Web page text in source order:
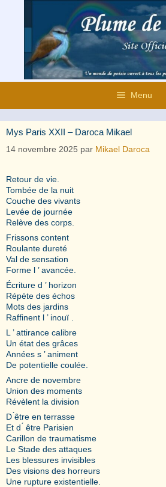
contenu
Menu
Mys Paris XXII – Daroca Mikael
14 novembre 2025 par Mikael Daroca
Retour de vie.
Tombée de la nuit
Couche des vivants
Levée de journée
Relève des corps.
Frissons content
Roulante dureté
Val de sensation
Forme l ’ avancée.
Écriture d ’ horizon
Répète des échos
Mots des jardins
Raffinent l ’ inouï .
L ’ attirance calibre
Un état des grâces
Années s ’ animent
De potentielle coulée.
Ancre de novembre
Union des moments
Révèlent la division
D ́être en terrasse
Et d ́ être Parisien
Carillon de traumatisme
Le Stade des attaques
Les blessures invisibles
Des visions des horreurs
Une rupture existentielle.